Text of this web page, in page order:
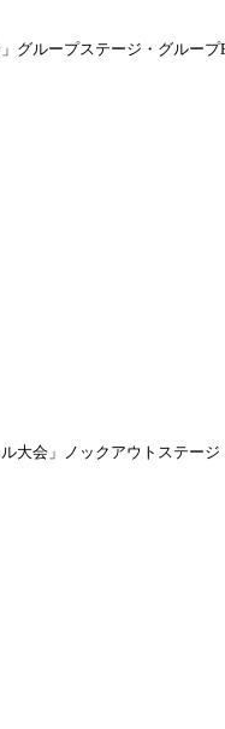
グループステージ・グループ
大会」ノックアウトステージ